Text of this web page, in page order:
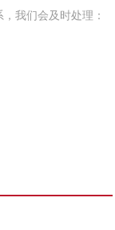
我们会及时处理：